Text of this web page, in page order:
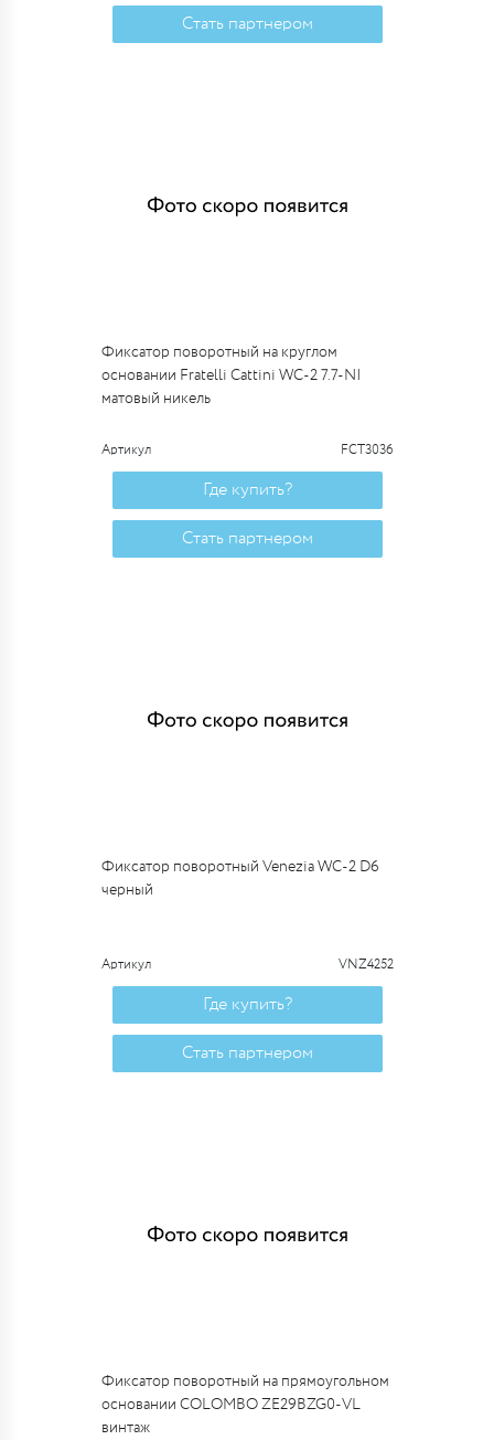
Стать партнером
Фиксатор поворотный на круглом
основании Fratelli Cattini WC-2 7.7-NI
матовый никель
Артикул FCT3036
Где купить?
Стать партнером
Фиксатор поворотный Venezia WC-2 D6
черный
Артикул VNZ4252
Где купить?
Стать партнером
Фиксатор поворотный на прямоугольном
основании COLOMBO ZE29BZG0-VL
винтаж